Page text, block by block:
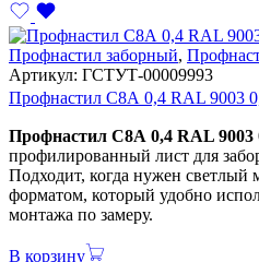
Профнастил заборный,
Артикул: ГСТУТ-00009993
Профнастил С8А 0,4 RAL 9003
Профнастил С8А 0,4 RAL 9003
профилированный лист для
Подходит, когда нужен светлый
форматом, который удобно
монтажа по замеру.
В корзину